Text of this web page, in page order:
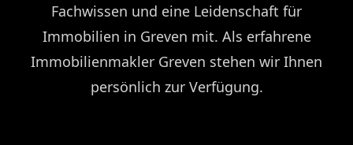
Fachwissen und eine Leidenschaft für
Immobilien in Greven mit. Als erfahrene
Immobilienmakler Greven stehen wir Ihnen
persönlich zur Verfügung.